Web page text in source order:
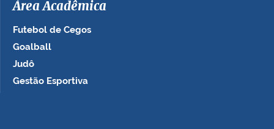
Área Acadêmica
Futebol de Cegos
Goalball
Judô
Gestão Esportiva